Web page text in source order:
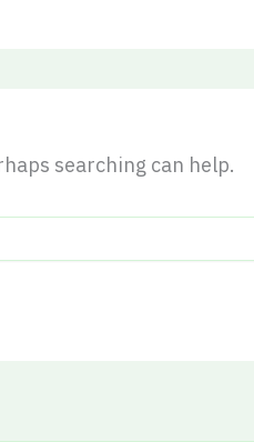
searching can help.